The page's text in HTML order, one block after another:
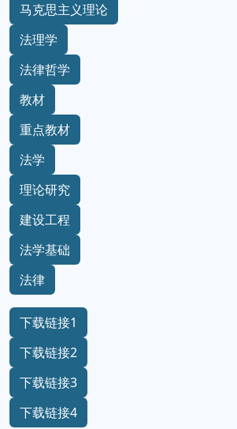
马克思主义理论
法理学
法律哲学
教材
重点教材
法学
理论研究
建设工程
法学基础
法律
下载链接1
下载链接2
下载链接3
下载链接4